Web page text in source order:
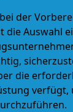
der
die Auswahl
die
verfügt,